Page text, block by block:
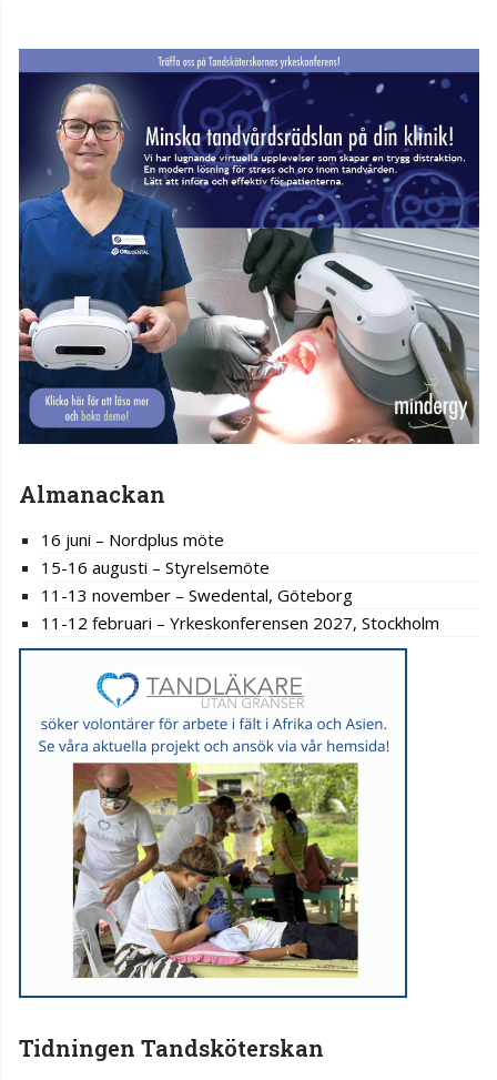
Almanackan
16 juni – Nordplus möte
15-16 augusti – Styrelsemöte
11-13 november – Swedental, Göteborg
11-12 februari – Yrkeskonferensen 2027, Stockholm
Tidningen Tandsköterskan